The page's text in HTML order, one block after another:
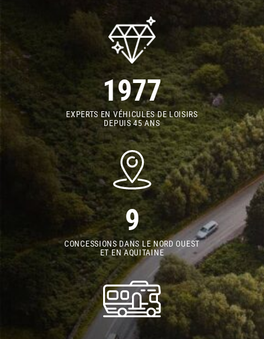
1977
EXPERTS EN VÉHICULES DE LOISIRS
DEPUIS 45 ANS
9
CONCESSIONS DANS LE NORD OUEST
ET EN AQUITAINE